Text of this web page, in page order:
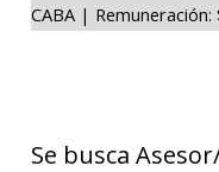
CABA | Remuneración:
Se busca